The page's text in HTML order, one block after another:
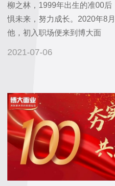
特
点
礼
们
人
才
系
我
们
柳之林，1999年出生的准00
惧未来，努力成长。2020年8
他，初入职场便来到博大面
2021-07-06